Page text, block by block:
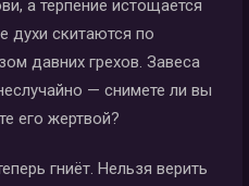
а терпение истощается
духи скитаются по
давних грехов. Завеса
— снимете ли вы
его жертвой?
гниёт. Нельзя верить